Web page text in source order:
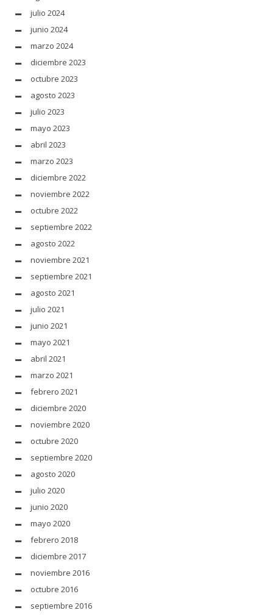
julio 2024
junio 2024
marzo 2024
diciembre 2023
octubre 2023
agosto 2023
julio 2023
mayo 2023
abril 2023
marzo 2023
diciembre 2022
noviembre 2022
octubre 2022
septiembre 2022
agosto 2022
noviembre 2021
septiembre 2021
agosto 2021
julio 2021
junio 2021
mayo 2021
abril 2021
marzo 2021
febrero 2021
diciembre 2020
noviembre 2020
octubre 2020
septiembre 2020
agosto 2020
julio 2020
junio 2020
mayo 2020
febrero 2018
diciembre 2017
noviembre 2016
octubre 2016
septiembre 2016